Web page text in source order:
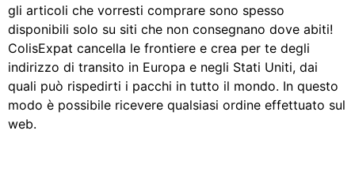
gli articoli che vorresti comprare sono spesso
disponibili solo su siti che non consegnano dove abiti!
ColisExpat cancella le frontiere e crea per te degli
indirizzo di transito in Europa e negli Stati Uniti, dai
quali può rispedirti i pacchi in tutto il mondo. In questo
modo è possibile ricevere qualsiasi ordine effettuato sul
web.